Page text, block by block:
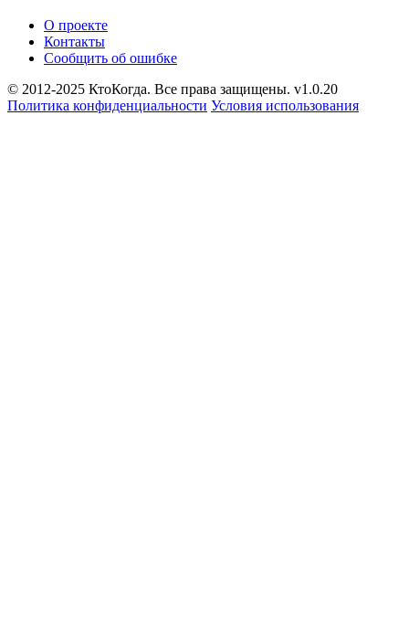
О проекте
Контакты
Сообщить об ошибке
© 2012-2025 КтоКогда. Все права защищены. v1.0.20
Политика конфиденциальности Условия использования